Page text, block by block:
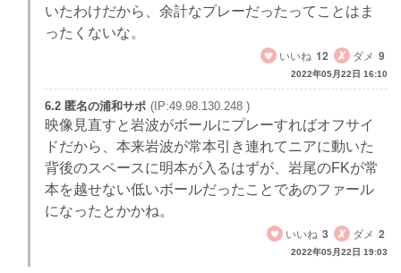
いたわけだから、余計なプレーだったってことはま
ったくないな。
いいね 12 ダメ 9
2022年05月22日 16:10
6.2 匿名の浦和サポ (IP:49.98.130.248 )
映像見直すと岩波がボールにプレーすればオフサイ
ドだから、本来岩波が常本引き連れてニアに動いた
背後のスペースに明本が入るはずが、岩尾のFKが常
本を越せない低いボールだったことであのファール
になったとかかね。
いいね 3 ダメ 2
2022年05月22日 19:03